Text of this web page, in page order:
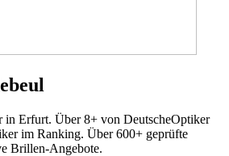
in Erfurt. Über 8+ von DeutscheOptiker
im Ranking. Über 600+ geprüfte
Brillen-Angebote.